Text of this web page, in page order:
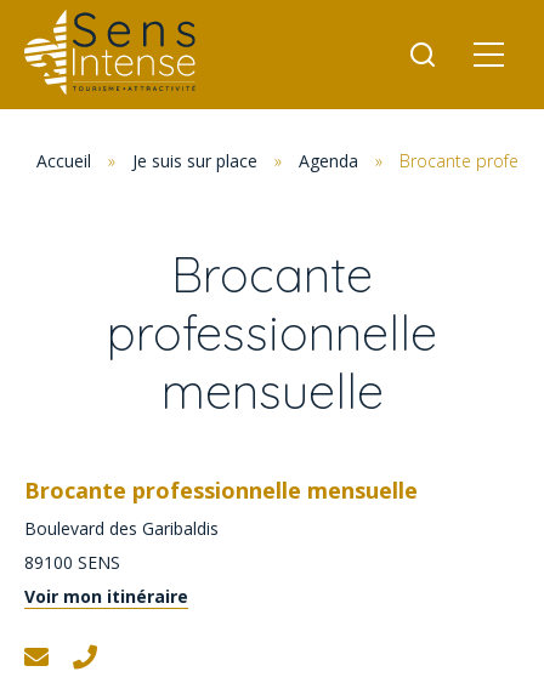
Accueil » Je suis sur place » Agenda » Brocante
Brocante
professionnelle
mensuelle
Brocante professionnelle mensuelle
Boulevard des Garibaldis
89100 SENS
Voir mon itinéraire